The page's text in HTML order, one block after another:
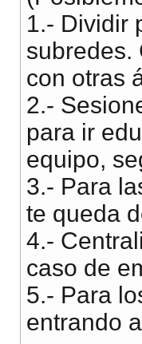
1.- Dividir
subredes.
con otras
2.-
para ir
equipo,
3.- Para
te queda
4.-
caso de
5.- Para
entrando